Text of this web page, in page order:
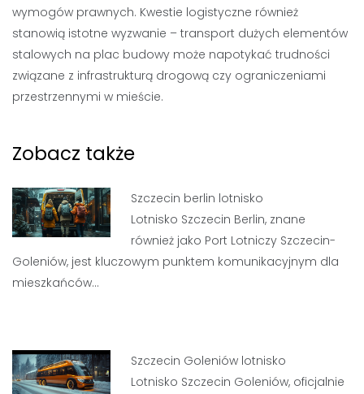
wymogów prawnych. Kwestie logistyczne również
stanowią istotne wyzwanie – transport dużych elementów
stalowych na plac budowy może napotykać trudności
związane z infrastrukturą drogową czy ograniczeniami
przestrzennymi w mieście.
Zobacz także
Szczecin berlin lotnisko
Lotnisko Szczecin Berlin, znane
również jako Port Lotniczy Szczecin-
Goleniów, jest kluczowym punktem komunikacyjnym dla
mieszkańców…
Szczecin Goleniów lotnisko
Lotnisko Szczecin Goleniów, oficjalnie